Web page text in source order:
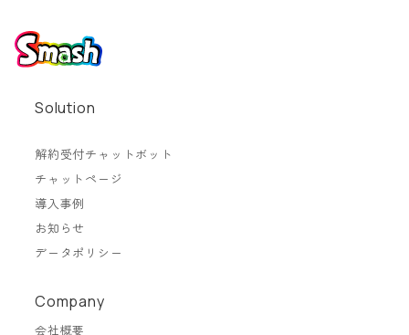
Solution
解約受付チャットボット
チャットページ
導入事例
お知らせ
データポリシー
Company
会社概要